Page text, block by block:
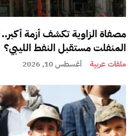
مصفاة الزاوية تكشف أزمة
المنفلت مستقبل النفط الليبي؟
ملفات عربية أغسطس 10, 2026